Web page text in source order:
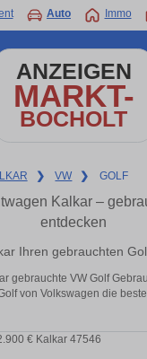
Auto Immo
ANZEIGEN
MARKT-
BOCHOLT
❯ VW ❯ GOLF
Kalkar –
entdecken
Ihren gebrauchten
gebrauchte VW Golf
von Volkswagen die